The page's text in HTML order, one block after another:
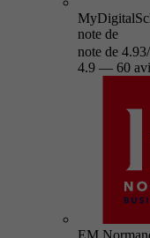
note de
note de
4.9 — 60
EM